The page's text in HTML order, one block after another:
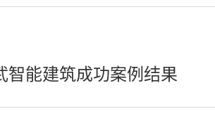
智能建筑成功案例结果